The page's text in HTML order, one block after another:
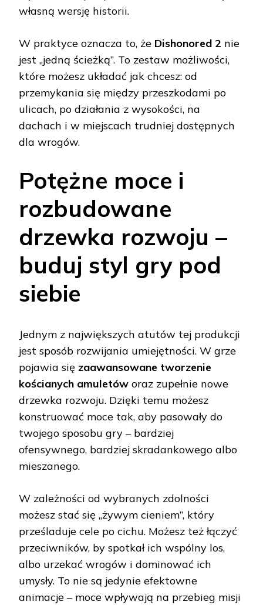
własną wersję historii.
W praktyce oznacza to, że Dishonored 2 nie
jest „jedną ścieżką”. To zestaw możliwości,
które możesz układać jak chcesz: od
przemykania się między przeszkodami po
ulicach, po działania z wysokości, na
dachach i w miejscach trudniej dostępnych
dla wrogów.
Potężne moce i
rozbudowane
drzewka rozwoju –
buduj styl gry pod
siebie
Jednym z największych atutów tej produkcji
jest sposób rozwijania umiejętności. W grze
pojawia się zaawansowane tworzenie
kościanych amuletów oraz zupełnie nowe
drzewka rozwoju. Dzięki temu możesz
konstruować moce tak, aby pasowały do
twojego sposobu gry – bardziej
ofensywnego, bardziej skradankowego albo
mieszanego.
W zależności od wybranych zdolności
możesz stać się „żywym cieniem”, który
prześladuje cele po cichu. Możesz też łączyć
przeciwników, by spotkał ich wspólny los,
albo urzekać wrogów i dominować ich
umysły. To nie są jedynie efektowne
animacje – moce wpływają na przebieg misji